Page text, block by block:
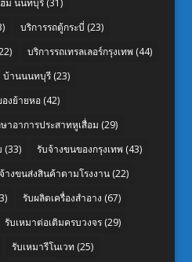
บริการรถตู้กระบี่ (23)
บริการรถเทรลเลอร์กรุงเทพ (44)
บ้านนนทบุรี(23)
งย้ายหอ(42)
าอาการประสาทหูเสื่อม (29)
(33) รับจ้างขนของกรุงเทพ (43)
างขนส่งสินค้าตามโรงงาน(22)
รับผลิตเครื่องสำอาง (67)
รับเหมาต่อเติมครบวงจร(29)
รับเหมารีโนเวท (25)